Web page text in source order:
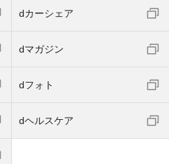
dカーシェア
dマガジン
dフォト
dヘルスケア